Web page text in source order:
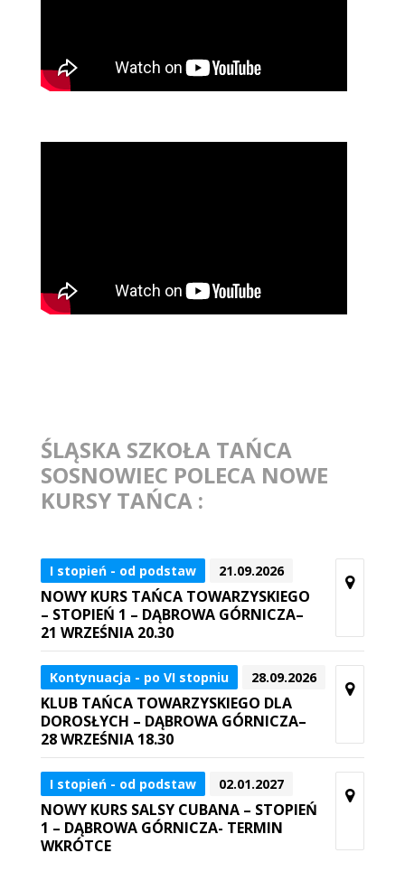
ŚLĄSKA SZKOŁA TAŃCA
SOSNOWIEC POLECA NOWE
KURSY TAŃCA :
I stopień - od podstaw 21.09.2026
NOWY KURS TAŃCA TOWARZYSKIEGO
– STOPIEŃ 1 – DĄBROWA GÓRNICZA–
21 WRZEŚNIA 20.30
Kontynuacja - po VI stopniu 28.09.2026
KLUB TAŃCA TOWARZYSKIEGO DLA
DOROSŁYCH – DĄBROWA GÓRNICZA–
28 WRZEŚNIA 18.30
I stopień - od podstaw 02.01.2027
NOWY KURS SALSY CUBANA – STOPIEŃ
1 – DĄBROWA GÓRNICZA- TERMIN
WKRÓTCE